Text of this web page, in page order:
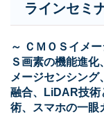
ラインセミ
～ ＣＭＯＳイメ
Ｓ画素の機能進
メージセンシン
融合、LiDAR技術
術、スマホの一眼